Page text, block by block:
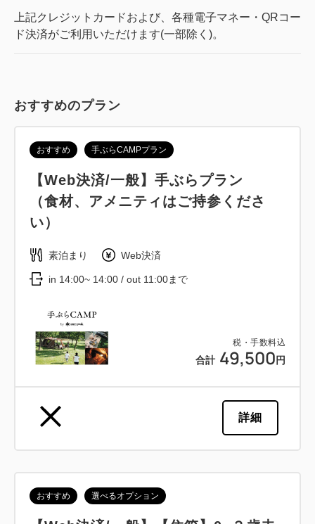
上記クレジットカードおよび、各種電子マネー・QRコー
ド決済がご利用いただけます(一部除く)。
おすすめのプラン
税・手数料込
合計 49,500 円
おすすめ 手ぶらCAMPプラン
【Web決済/一般】手ぶらプラン
（食材、アメニティはご持参くださ
い）
素泊まり Web決済
in 14:00~ 14:00 / out 11:00まで
詳細
おすすめ 選べるオプション